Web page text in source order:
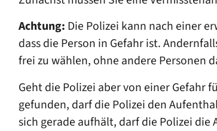
Achtung: Die Polizei kann nach einer
dass die Person in Gefahr ist.
frei zu wählen, ohne andere Personen
Geht die Polizei aber von einer Gefahr
gefunden, darf die Polizei den
sich gerade aufhält, darf die Polizei die